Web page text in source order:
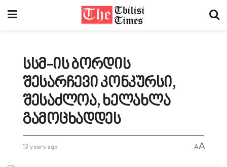
სსმ-ის ბორდის
შესარჩევი კონკურსი,
შესაძლოა, ხელახლა
გამოცხადდეს
13 years ago AA